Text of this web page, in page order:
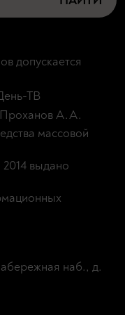
допускается
ТВ
Проханов А.А.
массовой
выдано
наб., д.